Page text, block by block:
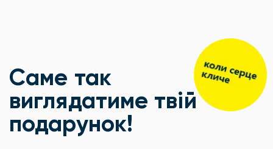
Саме так
виглядатиме твій
подарунок!